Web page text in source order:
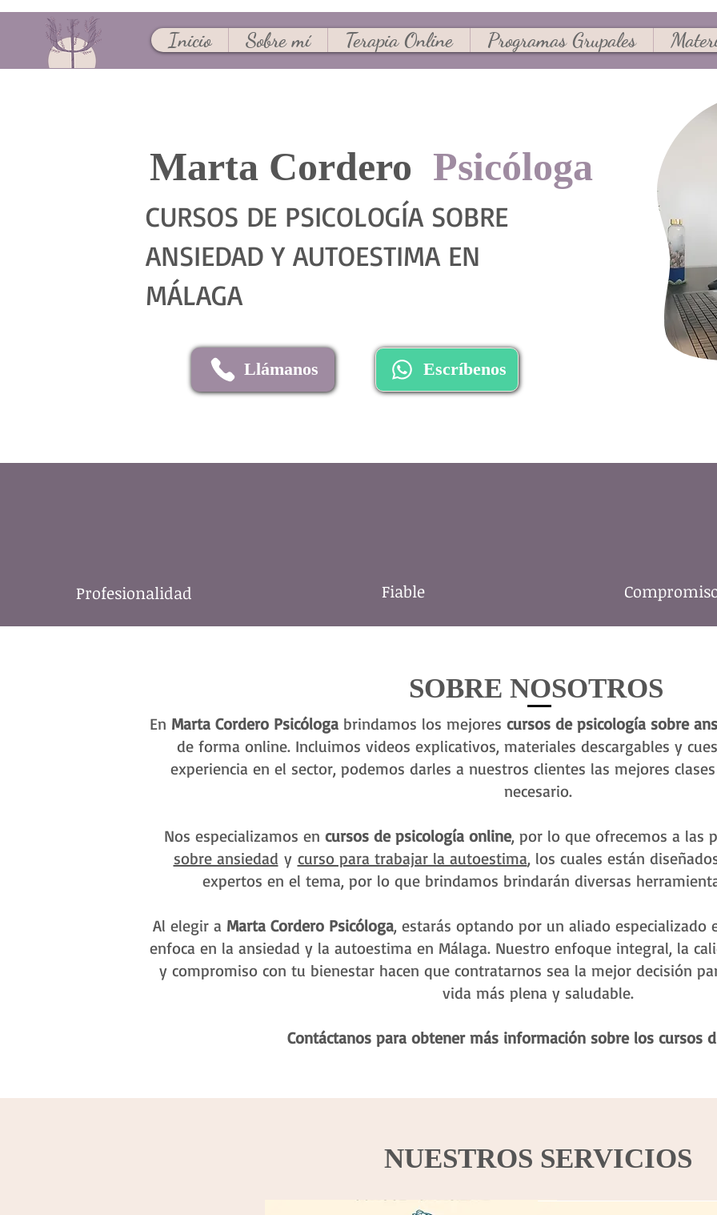
Inicio Sobre mí Terapia Online Programas Grupales
Marta Cordero Psicóloga
CURSOS DE PSICOLOGÍA SOBRE
ANSIEDAD Y AUTOESTIMA EN
MÁLAGA
Llámanos Escríbenos
Profesionalidad Fiable
SOBRE NOSOTROS
En Marta Cordero Psicóloga brindamos los mejores cursos de psicología sobre
de forma online. Incluimos videos explicativos, materiales descargables y
experiencia en el sector, podemos darles a nuestros clientes las mejores
necesario.
Nos especializamos en cursos de psicología online, por lo que ofrecemos a las
sobre ansiedad y curso para trabajar la autoestima, los cuales están
expertos en el tema, por lo que brindamos brindarán diversas
Al elegir a Marta Cordero Psicóloga, estarás optando por un aliado especializado
enfoca en la ansiedad y la autoestima en Málaga. Nuestro enfoque integral, la
y compromiso con tu bienestar hacen que contratarnos sea la mejor decisión
vida más plena y saludable.
Contáctanos para obtener más información sobre los cursos
NUESTROS SERVICIOS